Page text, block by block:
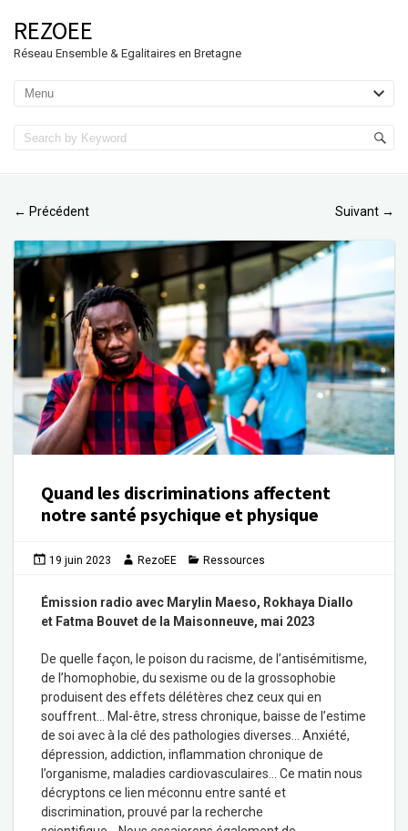
REZOEE
Réseau Ensemble & Egalitaires en Bretagne
← Précédent Suivant →
Quand les discriminations affectent
notre santé psychique et physique
19 juin 2023 RezoEE Ressources
Émission radio avec Marylin Maeso, Rokhaya Diallo
et Fatma Bouvet de la Maisonneuve, mai 2023
De quelle façon, le poison du racisme, de l’antisémitisme,
de l’homophobie, du sexisme ou de la grossophobie
produisent des effets délétères chez ceux qui en
souffrent… Mal-être, stress chronique, baisse de l’estime
de soi avec à la clé des pathologies diverses… Anxiété,
dépression, addiction, inflammation chronique de
l’organisme, maladies cardiovasculaires… Ce matin nous
décryptons ce lien méconnu entre santé et
discrimination, prouvé par la recherche